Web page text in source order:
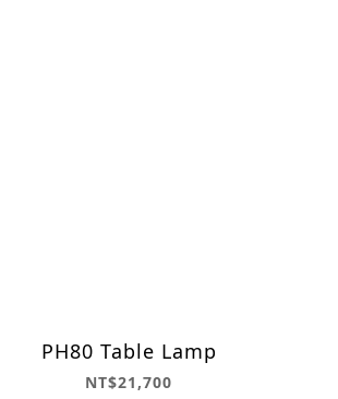
PH80 Table Lamp
NT$21,700